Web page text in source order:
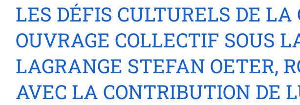
LES DÉFIS CULTURELS DE
OUVRAGE COLLECTIF SOUS
LAGRANGE STEFAN OETER,
AVEC LA CONTRIBUTION DE